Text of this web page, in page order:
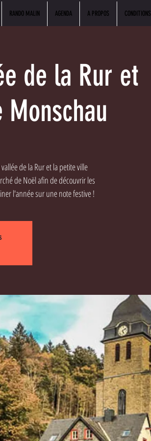
RANDO MALIN AGENDA A PROPOS CONDITIONS
de la Rur et
de la Rur et la petite ville
de Noël afin de découvrir les
l'année sur une note festive !